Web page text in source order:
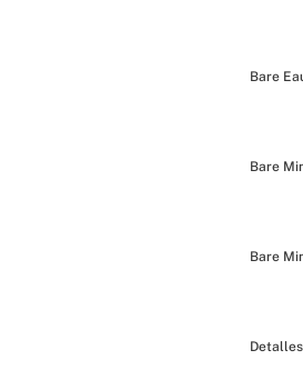
Bare
Bare
Bare